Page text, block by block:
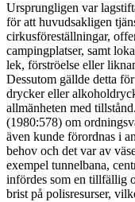
Ursprungligen var
för att huvudsakligen
cirkusföreställningar,
campingplatser, samt
lek, förströelse eller
Dessutom gällde detta
drycker eller
allmänheten med
(1980:578) om
även kunde förordnas i
behov och det var av
exempel tunnelbana,
infördes som en tillfällig
brist på polisresurser,